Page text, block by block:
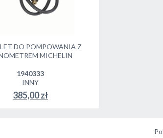
DO POMPOWANIA Z
MICHELIN
1940333
INNY
385,00 zł